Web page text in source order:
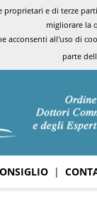
proprietari e di terze
migliorare la
acconsenti all'uso di
parte
|